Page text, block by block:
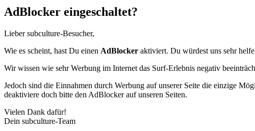
AdBlocker eingeschaltet?
Lieber subculture-Besucher,
Wie es scheint, hast Du einen AdBlocker aktiviert. Du würdest uns sehr
Wir wissen wie sehr Werbung im Internet das Surf-Erlebnis negativ
Jedoch sind die Einnahmen durch Werbung auf unserer Seite die einzige
deaktiviere doch bitte den AdBlocker auf unseren Seiten.
Vielen Dank dafür!
Dein subculture-Team